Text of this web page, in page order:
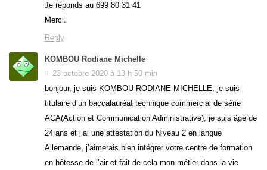
Je réponds au 699 80 31 41
Merci.
Reply
KOMBOU Rodiane Michelle
23 octobre 2020 à 13 h 50 min
bonjour, je suis KOMBOU RODIANE MICHELLE, je suis
titulaire d’un baccalauréat technique commercial de série
ACA(Action et Communication Administrative), je suis âgé de
24 ans et j’ai une attestation du Niveau 2 en langue
Allemande, j’aimerais bien intégrer votre centre de formation
en hôtesse de l’air et fait de cela mon métier dans la vie